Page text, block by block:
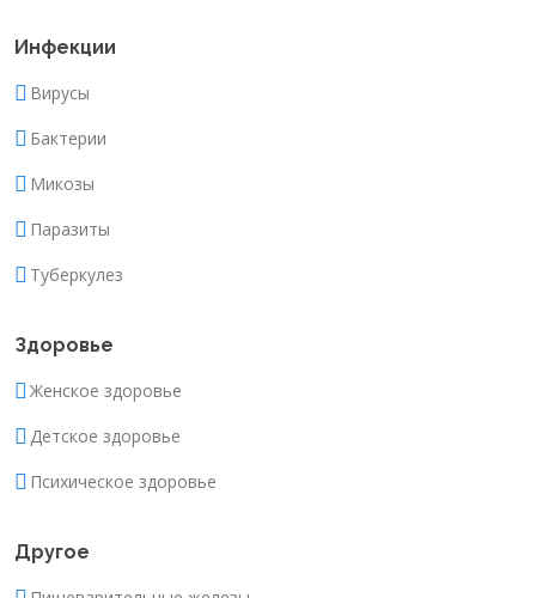
Инфекции
Вирусы
Бактерии
Микозы
Паразиты
Туберкулез
Здоровье
Женское здоровье
Детское здоровье
Психическое здоровье
Другое